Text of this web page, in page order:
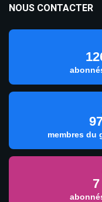
NOUS CONTACTER
membres du